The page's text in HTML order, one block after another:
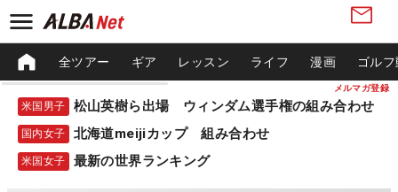
メルマガ登録
全ツアー ギア レッスン ライフ 漫画 ゴル
米国男子 松山英樹ら出場 ウィンダム選手権の組み合わせ
国内女子 北海道meijiカップ 組み合わせ
米国女子 最新の世界ランキング